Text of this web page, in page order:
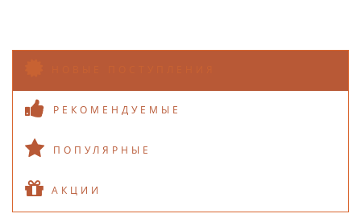
РЕКОМЕНДУЕМЫЕ
ПОПУЛЯРНЫЕ
АКЦИИ